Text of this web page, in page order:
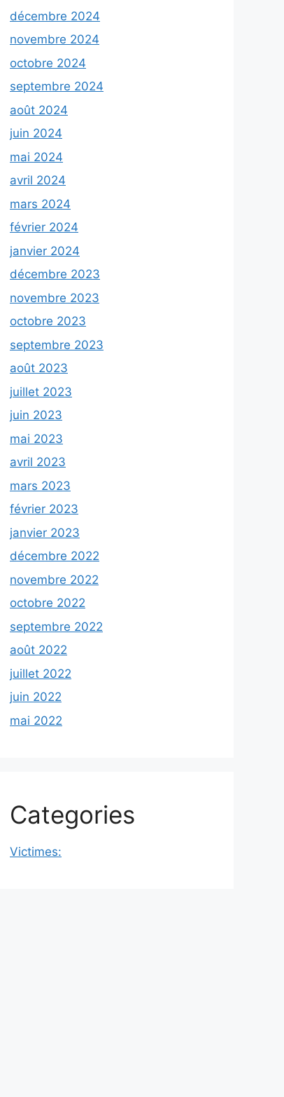
décembre 2024
novembre 2024
octobre 2024
septembre 2024
août 2024
juin 2024
mai 2024
avril 2024
mars 2024
février 2024
janvier 2024
décembre 2023
novembre 2023
octobre 2023
septembre 2023
août 2023
juillet 2023
juin 2023
mai 2023
avril 2023
mars 2023
février 2023
janvier 2023
décembre 2022
novembre 2022
octobre 2022
septembre 2022
août 2022
juillet 2022
juin 2022
mai 2022
Categories
Victimes: